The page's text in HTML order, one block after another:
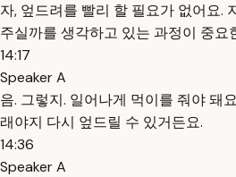
자, 엎드려를 빨리 할 필요가 없어요.
주실까를 생각하고 있는 과정이 중요
14:17
Speaker A
음. 그렇지. 일어나게 먹이를 줘야 돼
래야지 다시 엎드릴 수 있거든요.
14:36
Speaker A